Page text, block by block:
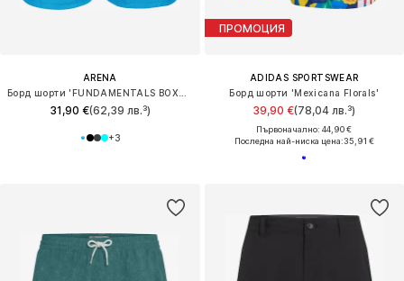
ARENA
31,90 €(62,39 лв.³)
+3
ПРОМОЦИЯ
ADIDAS SPORTSWEAR
Борд шорти 'Mexicana Florals'
39,90 €(78,04 лв.³)
Първоначално: 44,90 €
Последна най-ниска цена:35,91 €